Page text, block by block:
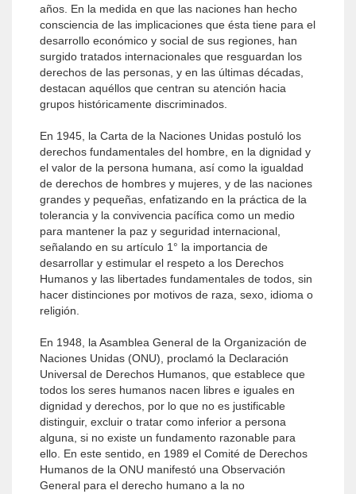
años. En la medida en que las naciones han hecho
consciencia de las implicaciones que ésta tiene para el
desarrollo económico y social de sus regiones, han
surgido tratados internacionales que resguardan los
derechos de las personas, y en las últimas décadas,
destacan aquéllos que centran su atención hacia
grupos históricamente discriminados.
En 1945, la Carta de la Naciones Unidas postuló los
derechos fundamentales del hombre, en la dignidad y
el valor de la persona humana, así como la igualdad
de derechos de hombres y mujeres, y de las naciones
grandes y pequeñas, enfatizando en la práctica de la
tolerancia y la convivencia pacífica como un medio
para mantener la paz y seguridad internacional,
señalando en su artículo 1° la importancia de
desarrollar y estimular el respeto a los Derechos
Humanos y las libertades fundamentales de todos, sin
hacer distinciones por motivos de raza, sexo, idioma o
religión.
En 1948, la Asamblea General de la Organización de
Naciones Unidas (ONU), proclamó la Declaración
Universal de Derechos Humanos, que establece que
todos los seres humanos nacen libres e iguales en
dignidad y derechos, por lo que no es justificable
distinguir, excluir o tratar como inferior a persona
alguna, si no existe un fundamento razonable para
ello. En este sentido, en 1989 el Comité de Derechos
Humanos de la ONU manifestó una Observación
General para el derecho humano a la no